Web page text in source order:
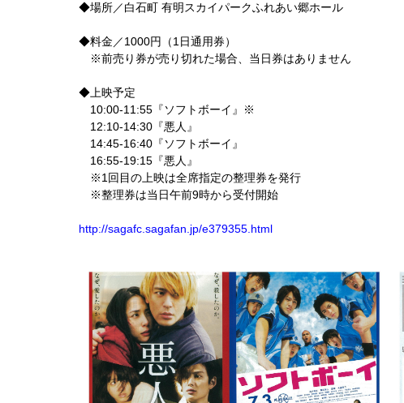
◆場所／白石町 有明スカイパークふれあい郷ホール
◆料金／1000円（1日通用券）
※前売り券が売り切れた場合、当日券はありません
◆上映予定
10:00-11:55『ソフトボーイ』※
12:10-14:30『悪人』
14:45-16:40『ソフトボーイ』
16:55-19:15『悪人』
※1回目の上映は全席指定の整理券を発行
※整理券は当日午前9時から受付開始
http://sagafc.sagafan.jp/e379355.html